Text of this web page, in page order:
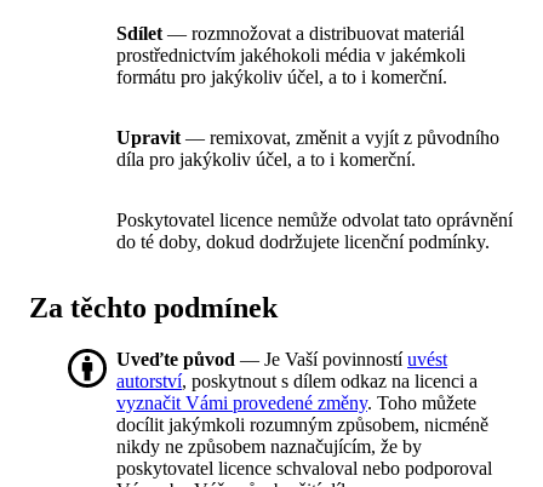
Sdílet — rozmnožovat a distribuovat materiál
prostřednictvím jakéhokoli média v jakémkoli
formátu pro jakýkoliv účel, a to i komerční.
Upravit — remixovat, změnit a vyjít z původního
díla pro jakýkoliv účel, a to i komerční.
Poskytovatel licence nemůže odvolat tato oprávnění
do té doby, dokud dodržujete licenční podmínky.
Za těchto podmínek
Uveďte původ — Je Vaší povinnostíuvést
autorství, poskytnout s dílem odkaz na licenci a
vyznačit Vámi provedené změny. Toho můžete
docílit jakýmkoli rozumným způsobem, nicméně
nikdy ne způsobem naznačujícím, že by
poskytovatel licence schvaloval nebo podporoval